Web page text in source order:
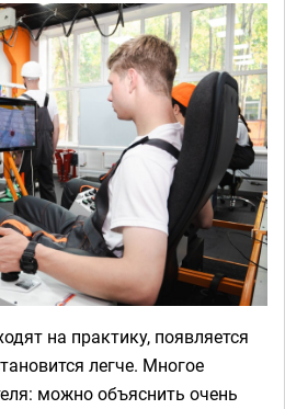
на практику, появляется
легче. Многое
можно объяснить очень